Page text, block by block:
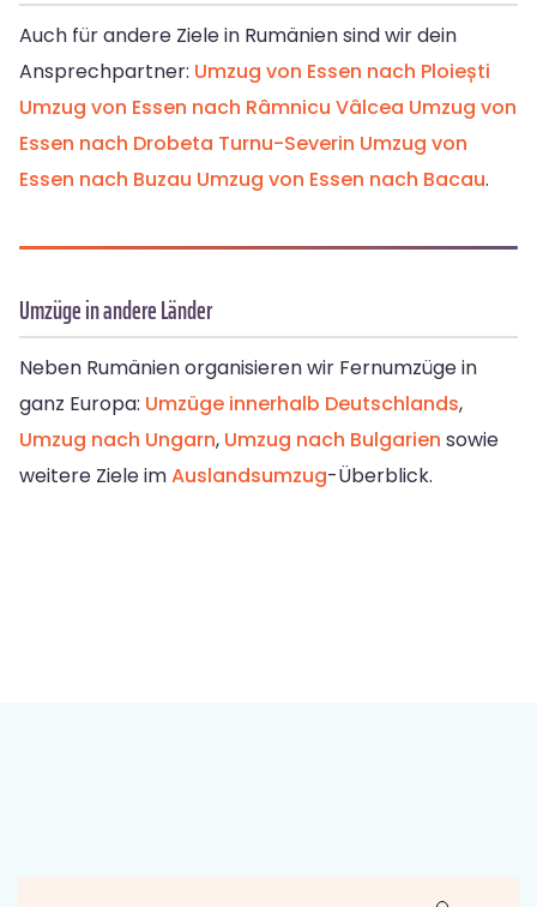
Auch für andere Ziele in Rumänien sind wir dein
Ansprechpartner: Umzug von Essen nach Ploiești
Umzug von Essen nach Râmnicu Vâlcea Umzug von
Essen nach Drobeta Turnu-Severin Umzug von
Essen nach Buzau Umzug von Essen nach Bacau.
Umzüge in andere Länder
Neben Rumänien organisieren wir Fernumzüge in
ganz Europa: Umzüge innerhalb Deutschlands,
Umzug nach Ungarn, Umzug nach Bulgarien sowie
weitere Ziele imAuslandsumzug-Überblick.